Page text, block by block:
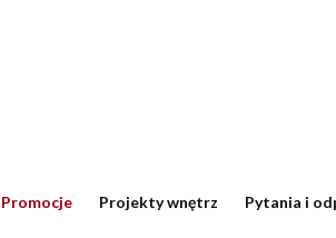
Promocje Projekty wnętrz Pytania i